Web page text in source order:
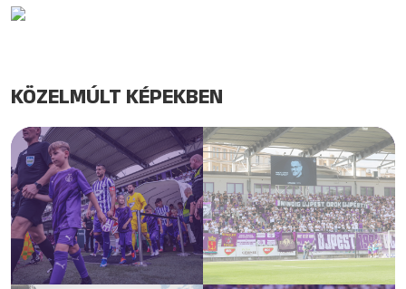
KÖZELMÚLT KÉPEKBEN